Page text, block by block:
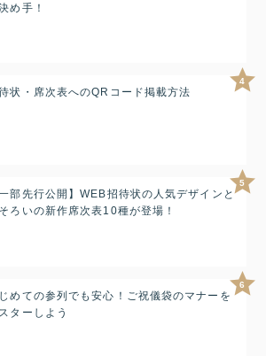
め手！
4
状・席次表へのQRコード掲載方法
5
一部先行公開】WEB招待状の人気デザインと
ろいの新作席次表10種が登場！
6
めての参列でも安心！ご祝儀袋のマナーを
ターしよう